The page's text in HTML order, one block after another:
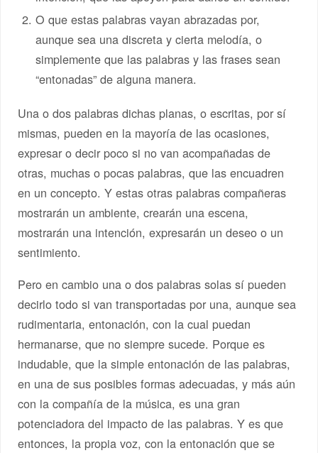
O que estas palabras vayan abrazadas por,
aunque sea una discreta y cierta melodía, o
simplemente que las palabras y las frases sean
“entonadas” de alguna manera.
Una o dos palabras dichas planas, o escritas, por sí
mismas, pueden en la mayoría de las ocasiones,
expresar o decir poco si no van acompañadas de
otras, muchas o pocas palabras, que las encuadren
en un concepto. Y estas otras palabras compañeras
mostrarán un ambiente, crearán una escena,
mostrarán una intención, expresarán un deseo o un
sentimiento.
Pero en cambio una o dos palabras solas sí pueden
decirlo todo si van transportadas por una, aunque sea
rudimentaria, entonación, con la cual puedan
hermanarse, que no siempre sucede. Porque es
indudable, que la simple entonación de las palabras,
en una de sus posibles formas adecuadas, y más aún
con la compañía de la música, es una gran
potenciadora del impacto de las palabras. Y es que
entonces, la propia voz, con la entonación que se